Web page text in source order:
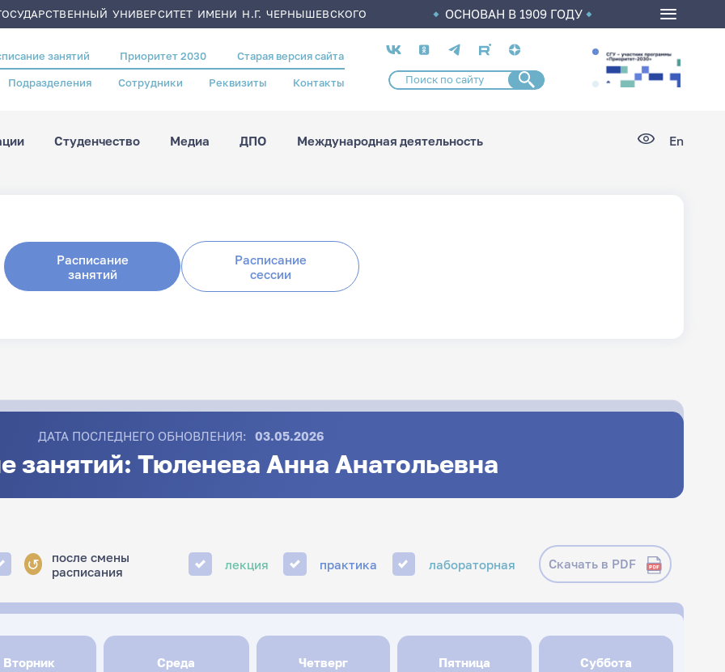
УНИВЕРСИТЕТ ИМЕНИ Н.Г. ЧЕРНЫШЕВСКОГО ОСНОВАН В 1909 ГОДУ
занятий Приоритет 2030 Старая версия сайта
Подразделения Сотрудники Реквизиты Контакты
Социальные
сети
Студенчество Медиа ДПО Международная деятельность En
Расписание
занятий
Расписание
сессии
ДАТА ПОСЛЕДНЕГО ОБНОВЛЕНИЯ: 03.05.2026
занятий: Тюленева Анна Анатольевна
↺
после смены
расписания
лекция практика лабораторная Скачать в PDF
Вторник Среда Четверг Пятница Суббота